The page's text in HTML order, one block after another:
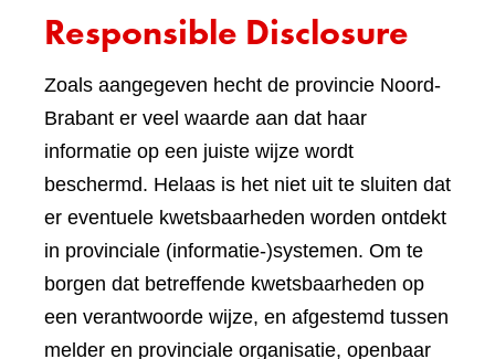
Responsible Disclosure
Zoals aangegeven hecht de provincie Noord-
Brabant er veel waarde aan dat haar
informatie op een juiste wijze wordt
beschermd. Helaas is het niet uit te sluiten dat
er eventuele kwetsbaarheden worden ontdekt
in provinciale (informatie-)systemen. Om te
borgen dat betreffende kwetsbaarheden op
een verantwoorde wijze, en afgestemd tussen
melder en provinciale organisatie, openbaar